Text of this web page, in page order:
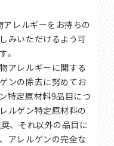
レルギーをお持ちの
みいただけるよう可
。
アレルギーに関する
ンの除去に努めてお
特定原材料9品目につ
ルゲン特定原材料の
、それ以外の品目に
アレルゲンの完全な